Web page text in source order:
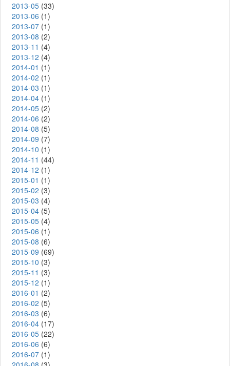
2013-05 (33)
2013-06 (1)
2013-07 (1)
2013-08 (2)
2013-11 (4)
2013-12 (4)
2014-01 (1)
2014-02 (1)
2014-03 (1)
2014-04 (1)
2014-05 (2)
2014-06 (2)
2014-08 (5)
2014-09 (7)
2014-10 (1)
2014-11 (44)
2014-12 (1)
2015-01 (1)
2015-02 (3)
2015-03 (4)
2015-04 (5)
2015-05 (4)
2015-06 (1)
2015-08 (6)
2015-09 (69)
2015-10 (3)
2015-11 (3)
2015-12 (1)
2016-01 (2)
2016-02 (5)
2016-03 (6)
2016-04 (17)
2016-05 (22)
2016-06 (6)
2016-07 (1)